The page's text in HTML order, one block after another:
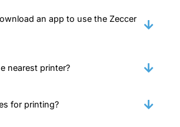
an app to use the Zeccer
nearest printer?
for printing?